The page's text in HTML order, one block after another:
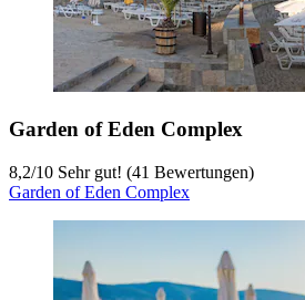
Garden of Eden Complex
8,2/10 Sehr gut! (41 Bewertungen)
Garden of Eden Complex